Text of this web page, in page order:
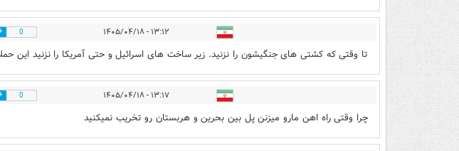
۱۳:۱۲ - ۱۴۰۵/۰۴/۱۸ 0
تا وقتی که کشتی های جنگیشون را نزنید. زیر ساخت های اسرائیل و حتی آمریکا را نزنید این
۱۳:۱۷ - ۱۴۰۵/۰۴/۱۸ 0
چرا وقتی راه اهن مارو میزنن پل بین بحرین و هربستان رو تخریب نمیکنید